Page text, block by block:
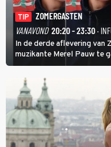
TIP
ZOMERGASTEN
VANAVOND 20:20 - 23:30·
In de derde aflevering van
muzikante Merel Pauw te
boeiende avond beloven:
identiteit: grenzeloos,